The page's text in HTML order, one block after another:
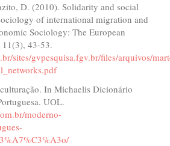
D. (2010). Solidarity and social
of international migration and
Sociology: The European
43-53.
sites/gvpesquisa.fgv.br/files/arquivos/
In Michaelis Dicionário
UOL.
moderno-